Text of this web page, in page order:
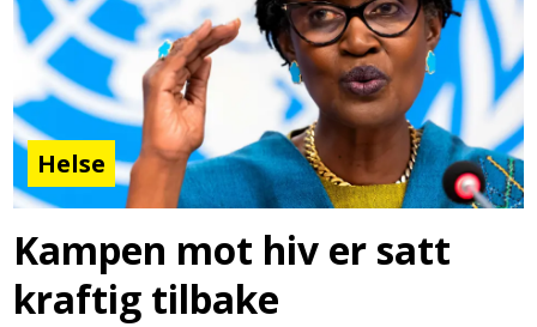
Helse
Kampen mot hiv er satt
kraftig tilbake